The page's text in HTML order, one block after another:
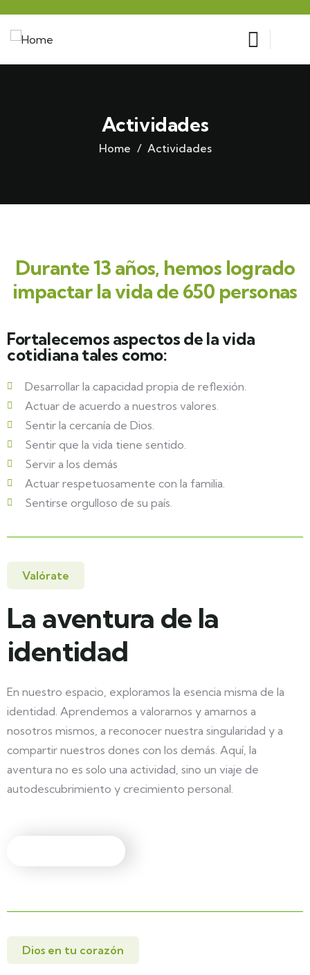
Actividades
Home Actividades
Durante 13 años, hemos logrado
impactar la vida de 650 personas
Fortalecemos aspectos de la vida
cotidiana tales como:
Desarrollar la capacidad propia de reflexión.
Actuar de acuerdo a nuestros valores.
Sentir la cercanía de Dios.
Sentir que la vida tiene sentido.
Servir a los demás
Actuar respetuosamente con la familia.
Sentirse orgulloso de su país.
Valórate
La aventura de la
identidad
En nuestro espacio, exploramos la esencia misma de la
identidad. Aprendemos a valorarnos y amarnos a
nosotros mismos, a reconocer nuestra singularidad y a
compartir nuestros dones con los demás. Aquí, la
aventura no es solo una actividad, sino un viaje de
autodescubrimiento y crecimiento personal.
Dios en tu corazón